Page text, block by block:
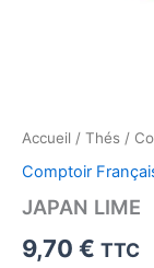
Accueil / Thés /
Comptoir
JAPAN LIME
9,70 € TTC